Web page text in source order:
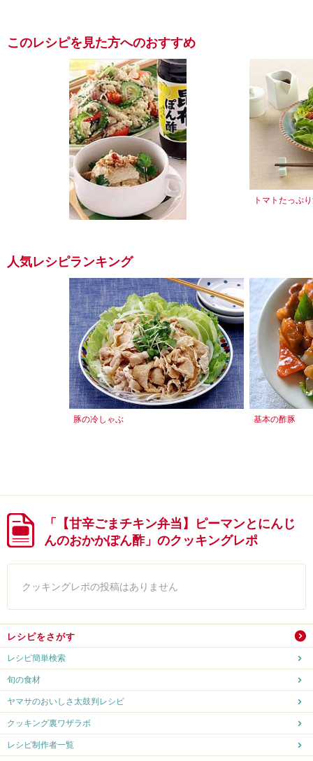
このレシピを見た方へのおすすめ
トマトたっぷ
人気レシピランキング
豚の冷しゃぶ 基本の酢豚
「【甘辛ごまチキン弁当】ピーマンとにんじ
んのおかかぽん酢」のクッキングレポ
クッキングレポの投稿はありません
レシピをさがす
レシピ簡単検索
旬の食材
ヤマサのおいしさ太鼓判レシピ
クッキング裏ワザラボ
レシピ制作者一覧